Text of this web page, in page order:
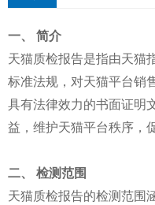
一、 简介
天猫质检报告是指由天猫
标准法规，对天猫平台销
具有法律效力的书面证明
益，维护天猫平台秩序，
二、 检测范围
天猫质检报告的检测范围